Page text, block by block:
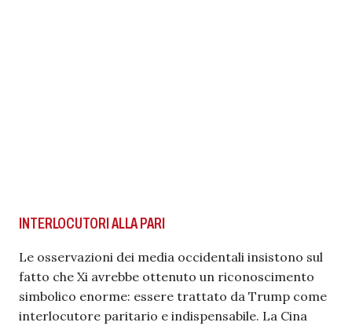
INTERLOCUTORI ALLA PARI
Le osservazioni dei media occidentali insistono sul
fatto che Xi avrebbe ottenuto un riconoscimento
simbolico enorme: essere trattato da Trump come
interlocutore paritario e indispensabile. La Cina